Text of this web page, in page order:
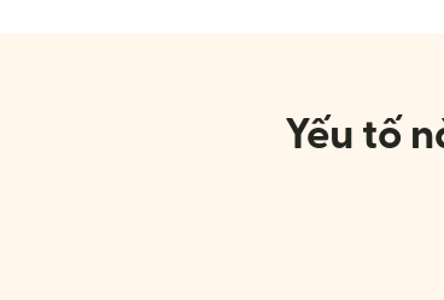
Yếu tố